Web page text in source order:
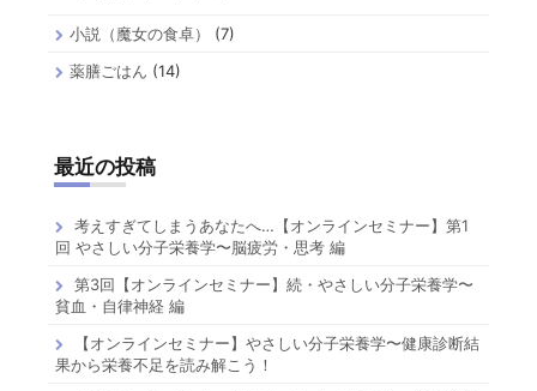
小説（魔女の食卓）
(7)
薬膳ごはん (14)
最近の投稿
考えすぎてしまうあなたへ…【オンラインセミナー】第1
回 やさしい分子栄養学〜脳疲労・思考 編
第3回【オンラインセミナー】続・やさしい分子栄養学〜
貧血・自律神経 編
【オンラインセミナー】やさしい分子栄養学〜健康診断結
果から栄養不足を読み解こう！